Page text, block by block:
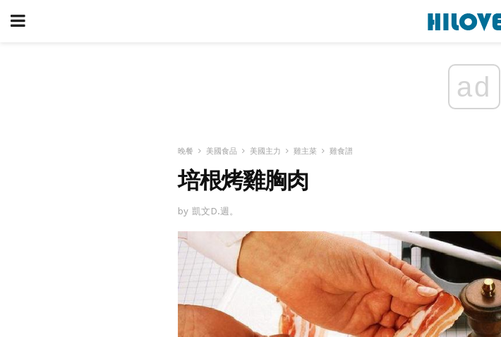
ad
晚餐 美國食品 美國主力 雞主菜 雞食譜
培根烤雞胸肉
by 凱文D.週。